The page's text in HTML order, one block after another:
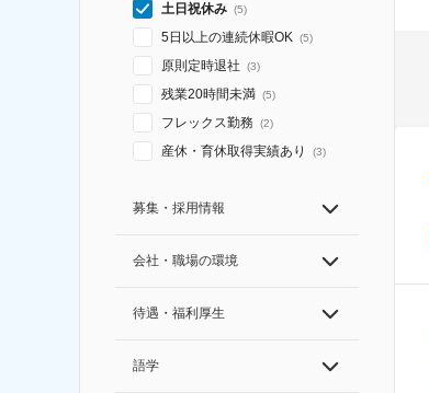
土日祝休み (5)
5日以上の連続休暇OK (5)
原則定時退社 (3)
残業20時間未満 (5)
フレックス勤務 (2)
産休・育休取得実績あり (3)
募集・採用情報
会社・職場の環境
待遇・福利厚生
語学